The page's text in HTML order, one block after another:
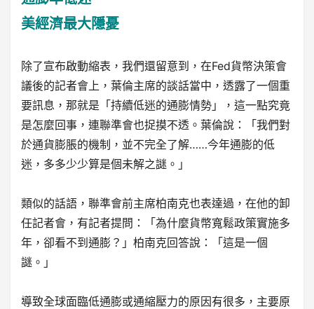
美經濟最大隱憂
除了宣布啟動縮表，我們還留意到，在Fed貨幣決策會
議後的記者會上，葉倫主席的談話當中，透露了一個重
要訊息，那就是「持續低迷的通膨情勢」，這一點究竟
是怎麼回事，連聯準會也捉摸不透。葉倫說：「我們對
於通貨膨脹的機制，並不完全了解……今年通膨的低
迷，多多少少算是個未解之謎。」
類似的話語，聯準會前主席柏南克也表達過，在他的卸
任記者會，有記者提問：「為什麼貨幣寬鬆政策實施多
年，卻看不到通膨？」柏南克回答說：「這是一個
謎。」
導致全球面臨低通膨或通縮壓力的原因有很多，主要原